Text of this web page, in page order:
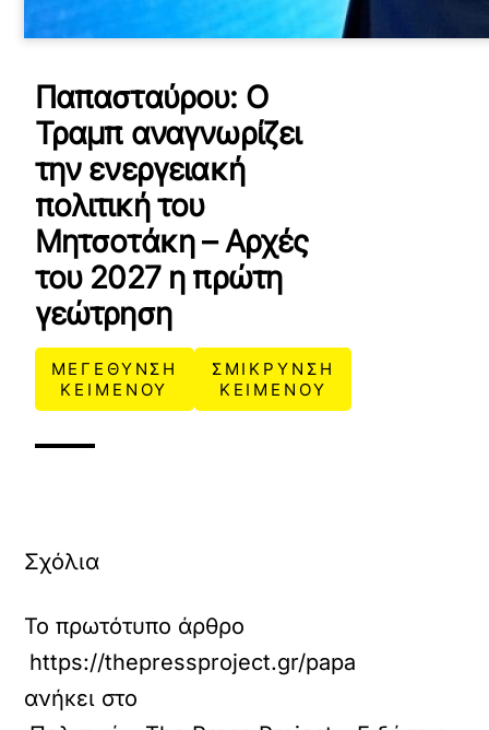
Παπασταύρου: Ο
Τραμπ αναγνωρίζει
την ενεργειακή
πολιτική του
Μητσοτάκη – Αρχές
του 2027 η πρώτη
γεώτρηση
ΜΕΓΕΘΥΝΣΗ
ΚΕΙΜΕΝΟΥ
ΣΜΙΚΡΥΝΣΗ
ΚΕΙΜΕΝΟΥ
Σχόλια
Το πρωτότυπο άρθρο
https://thepressproject.gr/papastavrou-o-
ανήκει στο